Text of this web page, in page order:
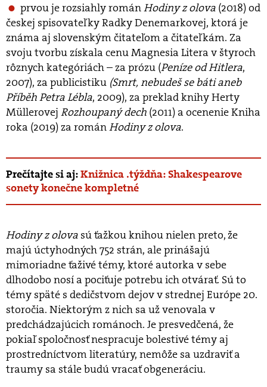
prvou je rozsiahly románHodiny z olova (2018) od
českej spisovateľky Radky Denemarkovej, ktorá je
známa aj slovenským čitateľom a čitateľkám. Za
svoju tvorbu získala cenu Magnesia Litera v štyroch
rôznych kategóriách – za prózu (Peníze od Hitlera,
2007), za publicistiku (Smrt, nebudeš se báti aneb
Příběh Petra Lébla, 2009), za preklad knihy Herty
Müllerovej Rozhoupaný dech (2011) a ocenenie Kniha
roka (2019) za románHodiny z olova.
Prečítajte si aj:Knižnica .týždňa: Shakespearove
sonety konečne kompletné
Hodiny z olova sú ťažkou knihou nielen preto, že
majú úctyhodných 752 strán, ale prinášajú
mimoriadne ťaživé témy, ktoré autorka v sebe
dlhodobo nosí a pociťuje potrebu ich otvárať. Sú to
témy späté s dedičstvom dejov v strednej Európe 20.
storočia. Niektorým z nich sa už venovala v
predchádzajúcich románoch. Je presvedčená, že
pokiaľ spoločnosť nespracuje bolestivé témy aj
prostredníctvom literatúry, nemôže sa uzdraviť a
traumy sa stále budú vracať obgeneráciu.